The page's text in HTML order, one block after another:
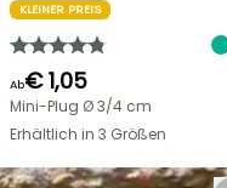
KLEINER PREIS
Ab€ 1,05
Mini-Plug Ø 3/4 cm
Erhältlich in 3 Größen